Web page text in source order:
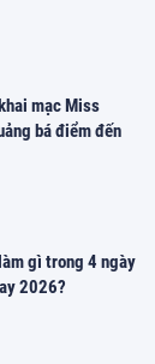
mạc Miss
bá điểm đến
gì trong 4 ngày
2026?